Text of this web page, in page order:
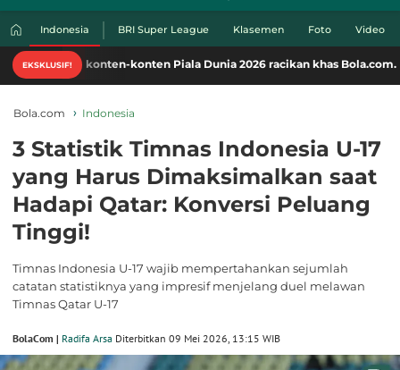
Indonesia BRI Super League Klasemen Foto Video
EKSKLUSIF!
konten Piala Dunia 2026 racikan khas Bola.com. Klik di sini!
Bola.com Indonesia
3 Statistik Timnas Indonesia U-17
yang Harus Dimaksimalkan saat
Hadapi Qatar: Konversi Peluang
Tinggi!
Timnas Indonesia U-17 wajib mempertahankan sejumlah
catatan statistiknya yang impresif menjelang duel melawan
Timnas Qatar U-17
BolaCom | Radifa Arsa Diterbitkan 09 Mei 2026, 13:15 WIB